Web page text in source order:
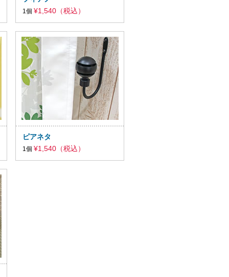
1個 ¥1,540（税込）
ピアネタ
1個 ¥1,540（税込）